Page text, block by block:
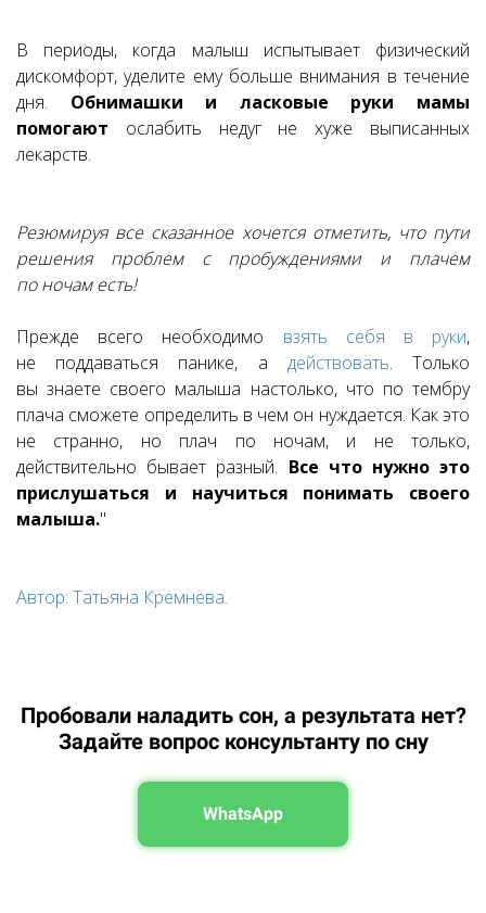
В периоды, когда малыш испытывает физический
дискомфорт, уделите ему больше внимания в течение
дня. Обнимашки и ласковые руки мамы
помогают ослабить недуг не хуже выписанных
лекарств.
Резюмируя все сказанное хочется отметить, что пути
решения проблем с пробуждениями и плачем
по ночам есть!
Прежде всего необходимо взять себя в руки,
не поддаваться панике, а действовать. Только
вы знаете своего малыша настолько, что по тембру
плача сможете определить в чем он нуждается. Как это
не странно, но плач по ночам, и не только,
действительно бывает разный. Все что нужно это
прислушаться и научиться понимать своего
малыша."
Автор: Татьяна Кремнёва.
Пробовали наладить сон, а результата нет?
Задайте вопрос консультанту по сну
WhatsApp